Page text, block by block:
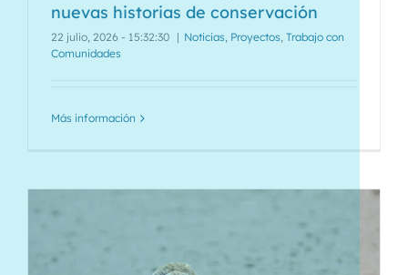
nuevas historias de conservación
22 julio, 2026 - 15:32:30 | Noticias, Proyectos, Trabajo con
Comunidades
Más información